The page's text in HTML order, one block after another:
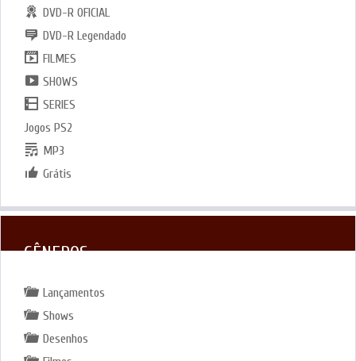
DVD-R OFICIAL
DVD-R Legendado
FILMES
SHOWS
SERIES
Jogos PS2
MP3
Grátis
GÊNEROS
Lançamentos
Shows
Desenhos